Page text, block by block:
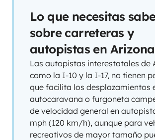
Lo que necesitas
sobre carreteras y
autopistas en Arizona
Las autopistas interestatales de
como la I-10 y la I-17, no tienen
que facilita los desplazamientos
autocaravana o furgoneta
de velocidad general en
mph (120 km/h), aunque para
recreativos de mayor tamaño